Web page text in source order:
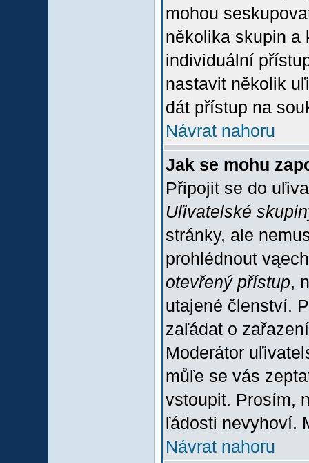
mohou
několika skupin a
individuální
nastavit několik
dát přístup na
Návrat nahoru
Jak se mohu
Připojit se do
Uľivatelské
stránky, ale
prohlédnout
otevřený přístup,
utajené členství.
zaľádat o
Moderátor
můľe se vás
vstoupit. Prosím,
ľádosti nevyhoví.
Návrat nahoru